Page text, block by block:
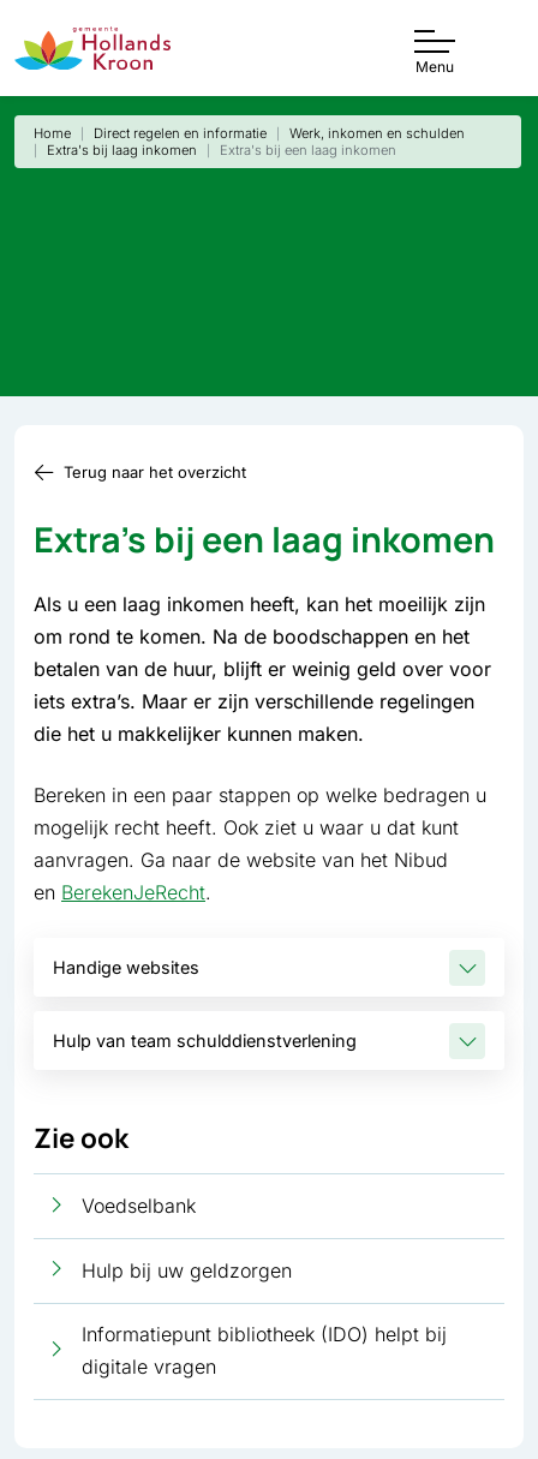
Menu
Home Direct regelen en informatie
Werk, inkomen en schulden
Extra's bij laag inkomen
Extra's bij een laag inkomen
Terug naar het overzicht
Extra's bij een laag inkomen
Als u een laag inkomen heeft, kan het moeilijk zijn
om rond te komen. Na de boodschappen en het
betalen van de huur, blijft er weinig geld over voor
iets extra’s. Maar er zijn verschillende regelingen
die het u makkelijker kunnen maken.
Bereken in een paar stappen op welke bedragen u
mogelijk recht heeft. Ook ziet u waar u dat kunt
aanvragen. Ga naar de website van het Nibud
en BerekenJeRecht.
Handige websites
Hulp van team schulddienstverlening
Zie ook
Voedselbank
Hulp bij uw geldzorgen
Informatiepunt bibliotheek (IDO) helpt bij
digitale vragen